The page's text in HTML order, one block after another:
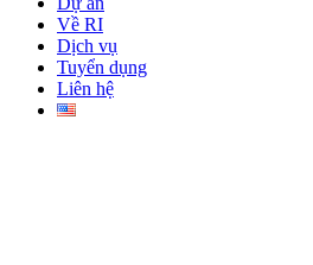
Về RI
Dịch vụ
Tuyển dụng
Liên hệ